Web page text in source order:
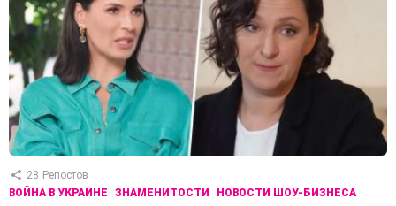
28 Репостов
ВОЙНА В УКРАИНЕ
ЗНАМЕНИТОСТИ НОВОСТИ ШОУ-БИЗНЕСА